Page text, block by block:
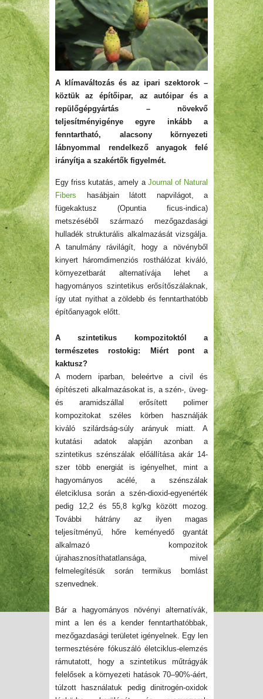
A klímaváltozás és az ipari szektorok –
köztük az építőipar, az autóipar és a
repülőgépgyártás – növekvő
teljesítményigénye egyre inkább a
fenntartható, alacsony környezeti
lábnyommal rendelkező anyagok felé
irányítja a szakértők figyelmét.
Egy friss kutatás, amely a Journal of Natural
Fibers hasábjain látott napvilágot, a
fügekaktusz (Opuntia ficus-indica)
metszéséből származó mezőgazdasági
hulladék strukturális alkalmazását vizsgálja.
A tanulmány rávilágít, hogy a növényből
kinyert háromdimenziós rosthálózat kiváló,
környezetbarát alternatívája lehet a
hagyományos szintetikus erősítőszálaknak,
így utat nyithat a zöldebb és fenntarthatóbb
építőanyagok előtt.
A szintetikus kompozitoktól
a
természetesrostokig: Miért pont a
kaktusz?
A modern iparban, beleértve a civil és
építészeti alkalmazásokat is, a szén-, üveg-
és aramidszállal erősített polimer
kompozitokat széles körben használják
kiváló szilárdság-súly arányuk miatt. A
kutatási adatok alapján azonban a
szintetikus szénszálak előállítása akár 14-
szer több energiát is igényelhet, mint a
hagyományos acélé, a szénszálak
életciklusa során a szén-dioxid-egyenérték
pedig 12,2 és 55,8 kg/kg között mozog.
További hátrány az ilyen magas
teljesítményű, hőre keményedő gyantát
alkalmazó kompozitok
újrahasznosíthatatlansága, mivel
felmelegítésük során termikus bomlást
szenvednek.
Bár a hagyományos növényi alternatívák,
mint a len és a kender fenntarthatóbbak,
mezőgazdasági területet igényelnek. Egy len
termesztésére fókuszáló életciklus-elemzés
rámutatott, hogy a szintetikus műtrágyák
felelősek a környezeti hatások 70–90%-áért,
túlzott használatuk pedig dinitrogén-oxidok